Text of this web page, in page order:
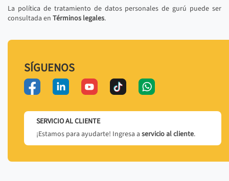
La política de tratamiento de datos personales de gurú puede ser
consultada en Términos legales.
SÍGUENOS
SERVICIO AL CLIENTE
¡Estamos para ayudarte! Ingresa a servicio al cliente.